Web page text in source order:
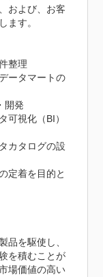
および、お客
ます。
整理
ータマートの
開発
可視化（BI）
カタログの設
定着を目的と
品を駆使し、
を積むことが
場価値の高い